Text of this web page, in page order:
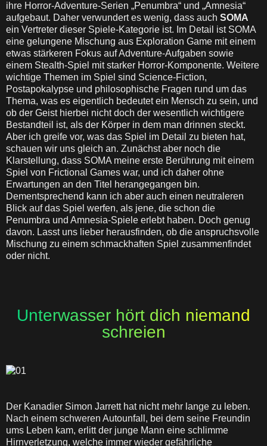
ihre Horror-Adventure-Serien „Penumbra“ und „Amnesia“
aufgebaut. Daher verwundert es wenig, dass auch SOMA
ein Vertreter dieser Spiele-Kategorie ist. Im Detail ist SOMA
eine gelungene Mischung aus Exploration Game mit einem
etwas stärkeren Fokus auf Adventure-Aufgaben sowie
einem Stealth-Spiel mit starker Horror-Komponente. Weitere
wichtige Themen im Spiel sind Science-Fiction,
Postapokalypse und philosophische Fragen rund um das
Thema, was es eigentlich bedeutet ein Mensch zu sein, und
ob der Geist hierbei nicht doch der wesentlich wichtigere
Bestandteil ist, als der Körper in dem man drinnen steckt.
Aber ich greife vor, was das Spiel im Detail zu bieten hat,
schauen wir uns gleich an. Zunächst aber noch die
Klarstellung, dass SOMA meine erste Berührung mit einem
Spiel von Frictional Games war, und ich daher ohne
Erwartungen an den Titel herangegangen bin.
Dementsprechend kann ich aber auch einen neutraleren
Blick auf das Spiel werfen, als jene, die schon die
Penumbra und Amnesia-Spiele erlebt haben. Doch genug
davon. Lasst uns lieber herausfinden, ob die anspruchsvolle
Mischung zu einem schmackhaften Spiel zusammenfindet
oder nicht.
Unterwasser hört dich niemand
schreien
Der Kanadier Simon Jarrett hat nicht mehr lange zu leben.
Nach einem schweren Autounfall, bei dem seine Freundin
ums Leben kam, erlitt der junge Mann eine schlimme
Hirnverletzung, welche immer wieder gefährliche